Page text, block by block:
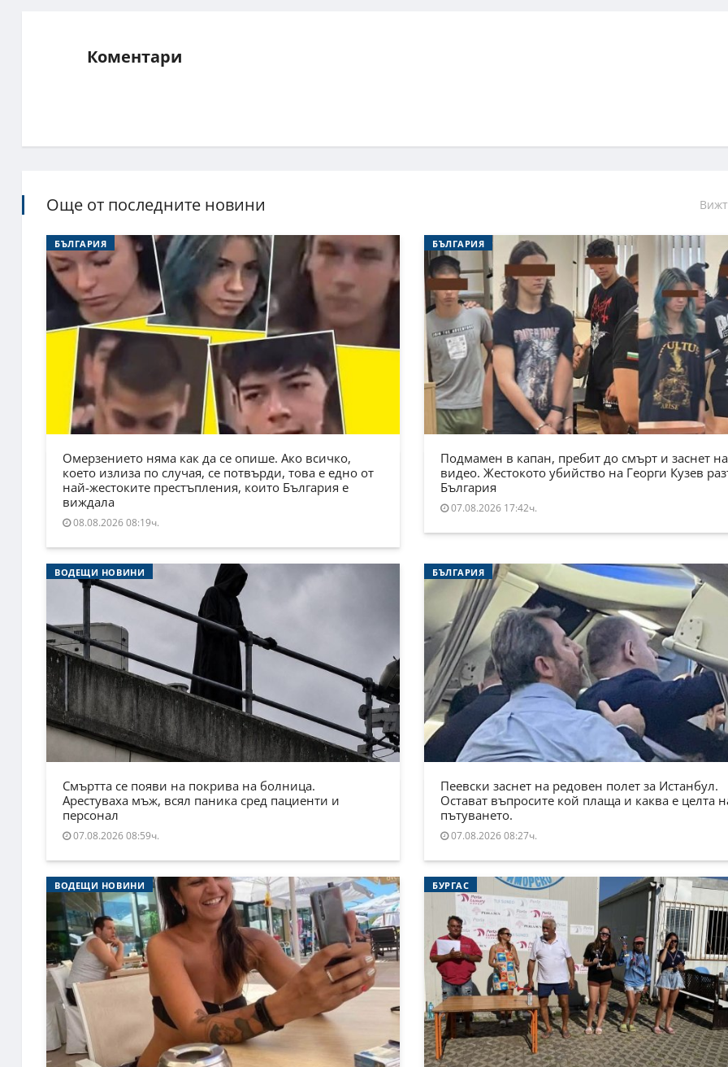
Коментари
Още от последните новини
БЪЛГАРИЯ
Омерзението няма как да се опише. Ако всичко,
което излиза по случая, се потвърди, това е едно от
най-жестоките престъпления, които България е
виждала
08.08.2026 08:19ч.
БЪЛГАРИЯ
Подмамен в капан, пребит до смърт и заснет на
видео. Жестокото убийство на Георги Кузев
България
07.08.2026 17:42ч.
ВОДЕЩИ НОВИНИ
Смъртта се появи на покрива на болница.
Арестуваха мъж, всял паника сред пациенти и
персонал
07.08.2026 08:59ч.
БЪЛГАРИЯ
Пеевски заснет на редовен полет за Истанбул.
Остават въпросите кой плаща и каква е целта
пътуването.
07.08.2026 08:27ч.
ВОДЕЩИ НОВИНИ БУРГАС